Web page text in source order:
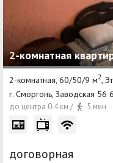
2-комнатная
2-комнатная, 60/50/9 м2 ,
г. Сморгонь, Заводская 56
до центра 0.4 км / 5 мин
договорная